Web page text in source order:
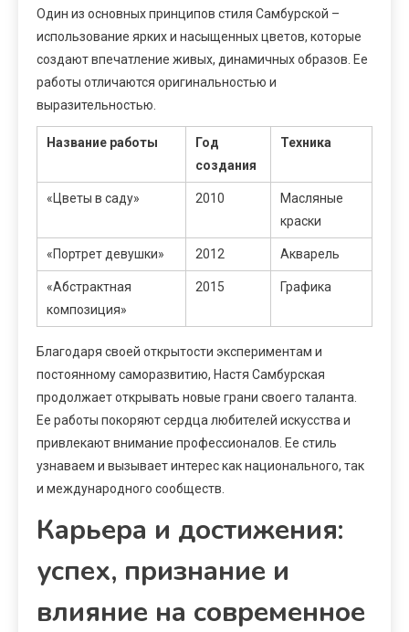
Один из основных принципов стиля Самбурской –
использование ярких и насыщенных цветов, которые
создают впечатление живых, динамичных образов. Ее
работы отличаются оригинальностью и
выразительностью.
Название работы
Год
создания
Техника
«Цветы в саду» 2010
Масляные
краски
«Портрет девушки» 2012 Акварель
«Абстрактная
композиция»
2015 Графика
Благодаря своей открытости экспериментам и
постоянному саморазвитию, Настя Самбурская
продолжает открывать новые грани своего таланта.
Ее работы покоряют сердца любителей искусства и
привлекают внимание профессионалов. Ее стиль
узнаваем и вызывает интерес как национального, так
и международного сообществ.
Карьера и достижения:
успех, признание и
влияние на современное